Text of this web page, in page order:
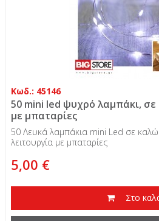
Κωδ.: 45146
50 mini led ψυχρό λαμπάκι,
με μπαταρίες
50 Λευκά λαμπάκια mini Led σε
λειτουργία με μπαταρίες
5,00 €
Στο